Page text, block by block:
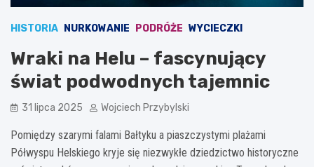
HISTORIA NURKOWANIE PODRÓŻE WYCIECZKI
Wraki na Helu – fascynujący
świat podwodnych tajemnic
31 lipca 2025 Wojciech Przybylski
Pomiędzy szarymi falami Bałtyku a piaszczystymi plażami
Półwyspu Helskiego kryje się niezwykłe dziedzictwo historyczne